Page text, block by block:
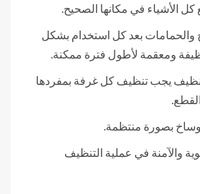
الأشياء في مكانها الصحيح.
والحمامات بعد كل استخدام بشكل
ومعقمة لأطول فترة ممكنة.
يجب تنظيف كل غرفة بمفردها
بصورة منتظمة.
والآمنة في عملية التنظيف